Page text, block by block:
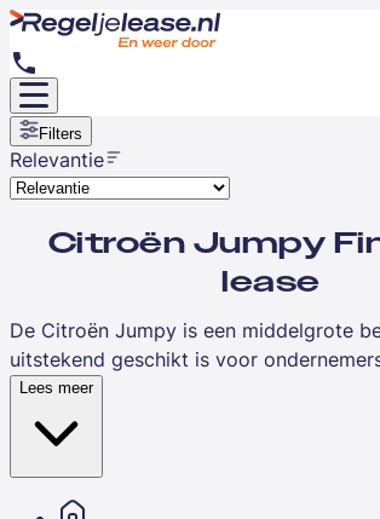
Filters
Relevantie
Citroën Jumpy
lease
De Citroën Jumpy is een middelgrote
uitstekend geschikt is voor
technische dienstverlening en transport.
praktische afmetingen en veelzijdige
Jumpy voldoende laadruimte zonder de
afmetingen van een bestelbus als de
combineert wendbaarheid in de stad
Lees meer